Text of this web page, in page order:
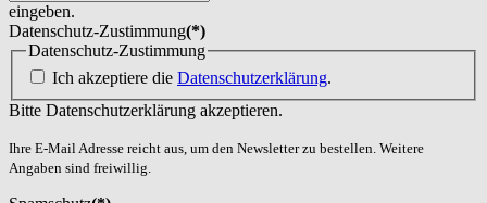
eingeben.
Datenschutz-Zustimmung(*)
Datenschutz-Zustimmung
Ich akzeptiere die Datenschutzerklärung.
Bitte Datenschutzerklärung akzeptieren.
Ihre E-Mail Adresse reicht aus, um den Newsletter zu bestellen. Weitere
Angaben sind freiwillig.